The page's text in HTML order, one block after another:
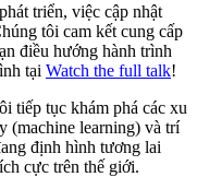
triển, việc cập nhật
tôi cam kết cung cấp
điều hướng hành trình
tại Watch the full talk!
tiếp tục khám phá các xu
(machine learning) và trí
định hình tương lai
cực trên thế giới.